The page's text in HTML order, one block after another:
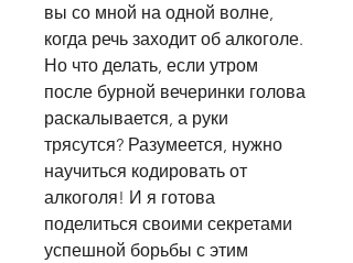
вы со мной на одной волне,
когда речь заходит об алкоголе.
Но что делать, если утром
после бурной вечеринки голова
раскалывается, а руки
трясутся? Разумеется, нужно
научиться кодировать от
алкоголя! И я готова
поделиться своими секретами
успешной борьбы с этим